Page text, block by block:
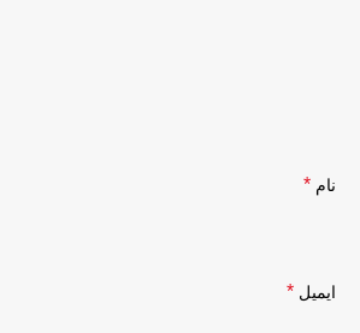
نام *
ایمیل *